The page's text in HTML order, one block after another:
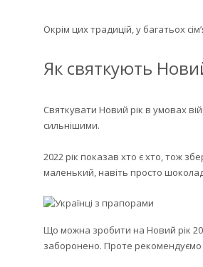
Окрім цих традицій, у багатьох
Як святкують
Святкувати Новий рік в умовах
сильнішими.
2022 рік показав хто є хто, тож
маленький, навіть просто
Що можна зробити на Новий рік
заборонено. Проте рекомендуємо